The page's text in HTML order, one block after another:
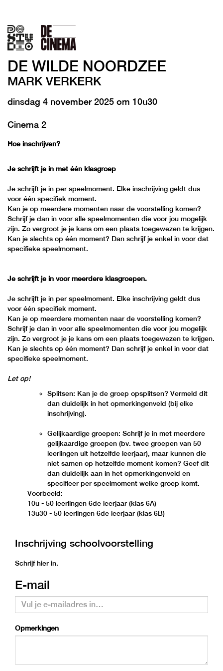
DE WILDE NOORDZEE
MARK VERKERK
dinsdag 4 november 2025 om 10u30
Cinema 2
Hoe inschrijven?
Je schrijft je in met één klasgroep
Je schrijft je in per speelmoment. Elke inschrijving geldt dus
voor één specifiek moment.
Kan je op meerdere momenten naar de voorstelling komen?
Schrijf je dan in voor alle speelmomenten die voor jou mogelijk
zijn. Zo vergroot je je kans om een plaats toegewezen te krijgen.
Kan je slechts op één moment? Dan schrijf je enkel in voor dat
specifieke speelmoment.
Je schrijft je in voor meerdere klasgroepen.
Je schrijft je in per speelmoment. Elke inschrijving geldt dus
voor één specifiek moment.
Kan je op meerdere momenten naar de voorstelling komen?
Schrijf je dan in voor alle speelmomenten die voor jou mogelijk
zijn. Zo vergroot je je kans om een plaats toegewezen te krijgen.
Kan je slechts op één moment? Dan schrijf je enkel in voor dat
specifieke speelmoment.
Let op!
Splitsen: Kan je de groep opsplitsen? Vermeld dit
dan duidelijk in het opmerkingenveld (bij elke
inschrijving).
Gelijkaardige groepen: Schrijf je in met meerdere
gelijkaardige groepen (bv. twee groepen van 50
leerlingen uit hetzelfde leerjaar), maar kunnen die
niet samen op hetzelfde moment komen? Geef dit
dan duidelijk aan in het opmerkingenveld en
specifieer per speelmoment welke groep komt.
Voorbeeld:
10u - 50 leerlingen 6de leerjaar (klas 6A)
13u30 - 50 leerlingen 6de leerjaar (klas 6B)
Inschrijving schoolvoorstelling
Schrijf hier in.
E-mail
Opmerkingen